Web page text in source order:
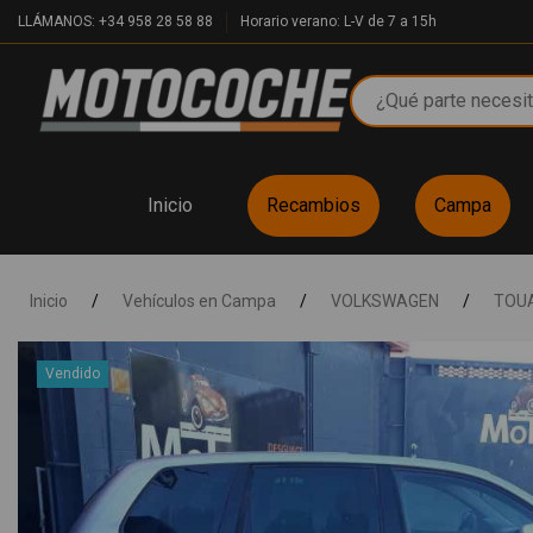
LLÁMANOS: +34 958 28 58 88 Horario verano: L-V de 7 a 15h
Inicio Recambios Campa
Inicio / Vehículos en Campa / VOLKSWAGEN /
Vendido